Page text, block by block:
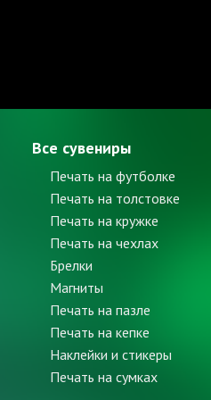
Все сувениры
Печать на футболке
Печать на толстовке
Печать на кружке
Печать на чехлах
Брелки
Магниты
Печать на пазле
Печать на кепке
Наклейки и стикеры
Печать на сумках